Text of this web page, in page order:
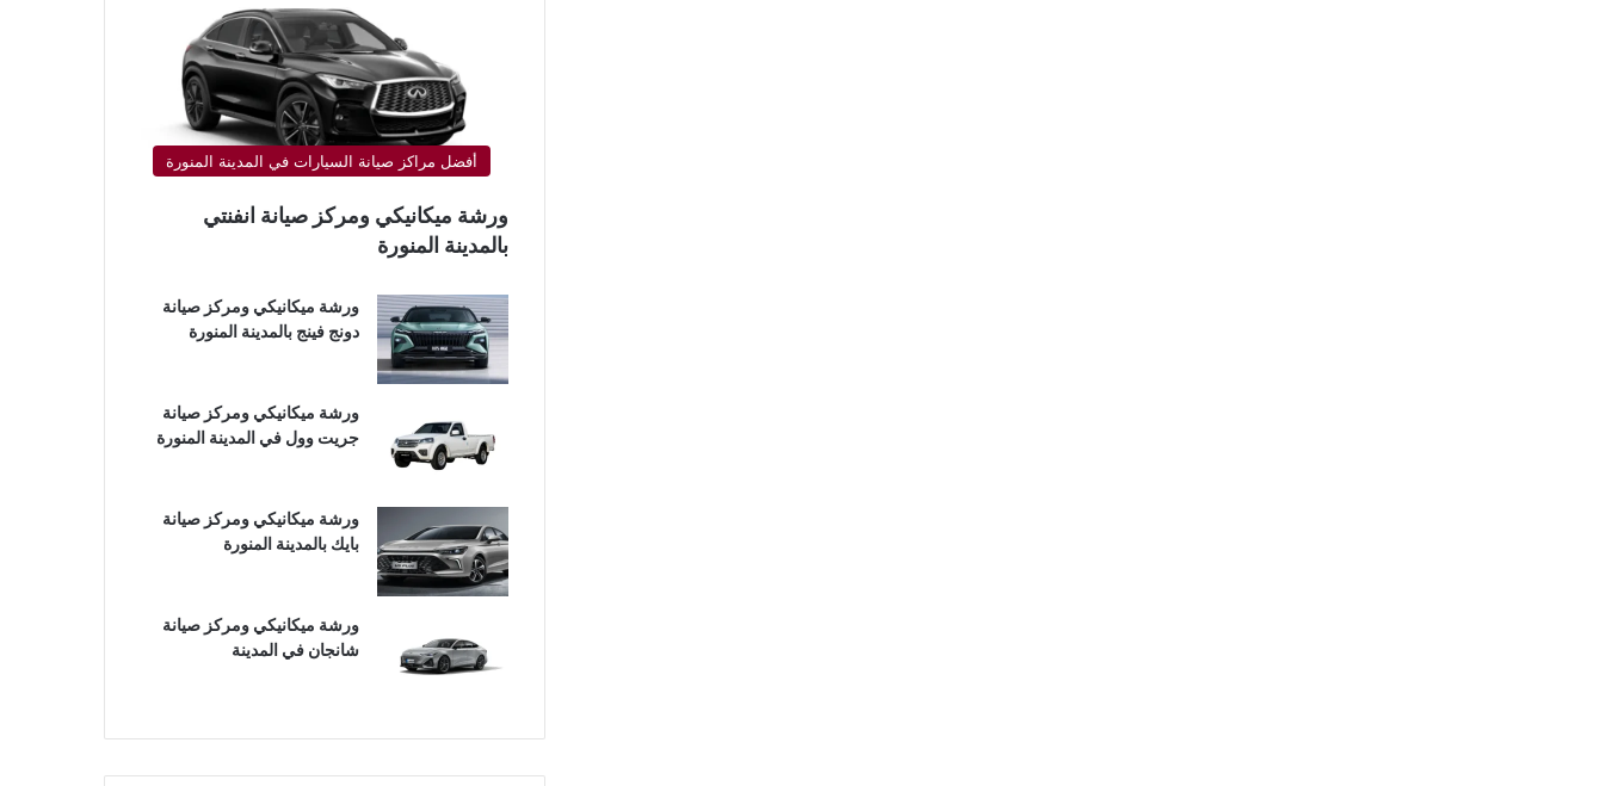
أفضل مراكز صيانة السيارات في المدينة المنورة
ورشة ميكانيكي ومركز صيانة انفنتي
بالمدينة المنورة
ورشة ميكانيكي ومركز صيانة
دونج فينج بالمدينة المنورة
ورشة ميكانيكي ومركز صيانة
جريت وول في المدينة المنورة
ورشة ميكانيكي ومركز صيانة
بايك بالمدينة المنورة
ورشة ميكانيكي ومركز صيانة
شانجان في المدينة